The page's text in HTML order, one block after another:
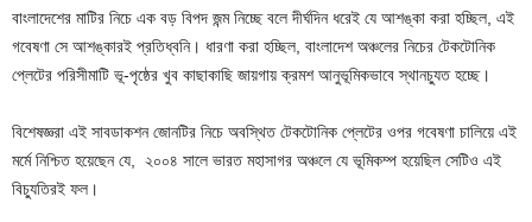
বাংলাদেশের মাটির নিচে এক বড় বিপদ জন্ম নিচ্ছে বলে দীর্ঘদিন ধরেই যে আশঙ্কা করা হচ্ছিল, এই
গবেষণা সে আশঙ্কারই প্রতিধ্বনি। ধারণা করা হচ্ছিল, বাংলাদেশ অঞ্চলের নিচের টেকটোনিক
প্লেটের পরিসীমাটি ভূ-পৃষ্ঠের খুব কাছাকাছি জায়গায় ক্রমশ আনুভূমিকভাবে স্থানচ্যুত হচ্ছে।
বিশেষজ্ঞরা এই সাবডাকশন জোনটির নিচে অবস্থিত টেকটোনিক প্লেটের ওপর গবেষণা চালিয়ে এই
মর্মে নিশ্চিত হয়েছেন যে, ২০০৪ সালে ভারত মহাসাগর অঞ্চলে যে ভূমিকম্প হয়েছিল সেটিও এই
বিচ্যুতিরই ফল।